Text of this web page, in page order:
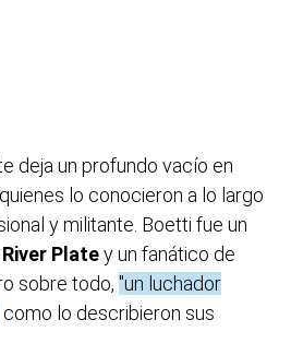
deja un profundo vacío en
lo conocieron a lo largo
y militante. Boetti fue un
River Platey un fanático de
sobre todo, "un luchador
como lo describieron sus